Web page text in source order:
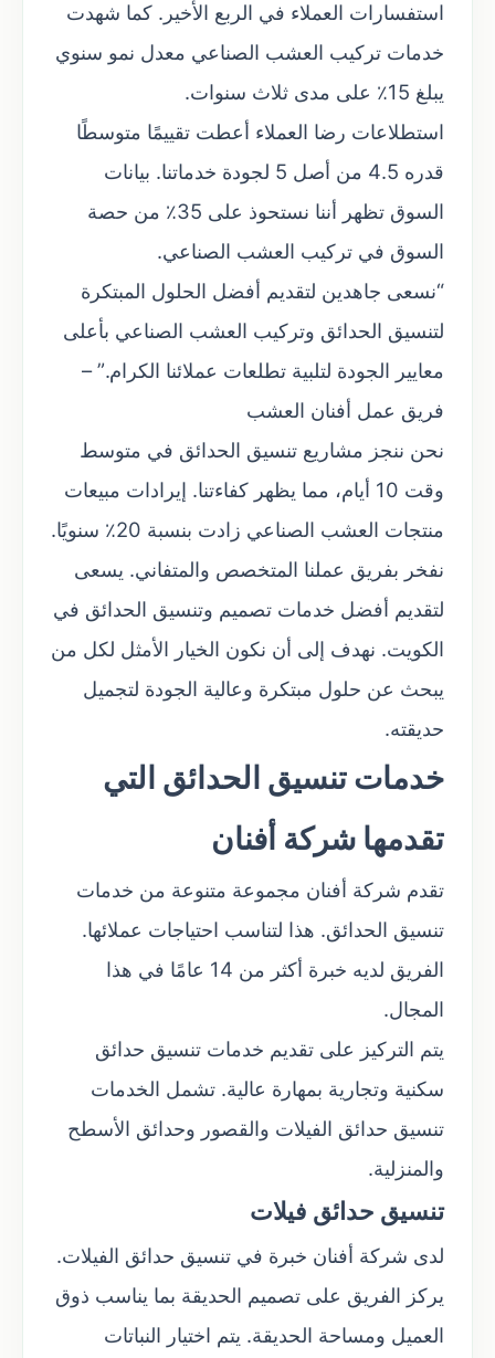
استفسارات العملاء في الربع الأخير. كما شهدت
خدمات تركيب العشب الصناعي معدل نمو سنوي
يبلغ 15٪ على مدى ثلاث سنوات.
استطلاعات رضا العملاء أعطت تقييمًا متوسطًا
قدره 4.5 من أصل 5 لجودة خدماتنا. بيانات
السوق تظهر أننا نستحوذ على 35٪ من حصة
السوق في تركيب العشب الصناعي.
“نسعى جاهدين لتقديم أفضل الحلول المبتكرة
لتنسيق الحدائق وتركيب العشب الصناعي بأعلى
معايير الجودة لتلبية تطلعات عملائنا الكرام.” –
فريق عمل أفنان العشب
نحن ننجز مشاريع تنسيق الحدائق في متوسط
وقت 10 أيام، مما يظهر كفاءتنا. إيرادات مبيعات
منتجات العشب الصناعي زادت بنسبة 20٪ سنويًا.
نفخر بفريق عملنا المتخصص والمتفاني. يسعى
لتقديم أفضل خدمات تصميم وتنسيق الحدائق في
الكويت. نهدف إلى أن نكون الخيار الأمثل لكل من
يبحث عن حلول مبتكرة وعالية الجودة لتجميل
حديقته.
خدمات تنسيق الحدائق التي
تقدمها شركة أفنان
تقدم شركة أفنان مجموعة متنوعة من خدمات
تنسيق الحدائق. هذا لتناسب احتياجات عملائها.
الفريق لديه خبرة أكثر من 14 عامًا في هذا
المجال.
يتم التركيز على تقديم خدمات تنسيق حدائق
سكنية وتجارية بمهارة عالية. تشمل الخدمات
تنسيق حدائق الفيلات والقصور وحدائق الأسطح
والمنزلية.
تنسيق حدائق فيلات
لدى شركة أفنان خبرة في تنسيق حدائق الفيلات.
يركز الفريق على تصميم الحديقة بما يناسب ذوق
العميل ومساحة الحديقة. يتم اختيار النباتات